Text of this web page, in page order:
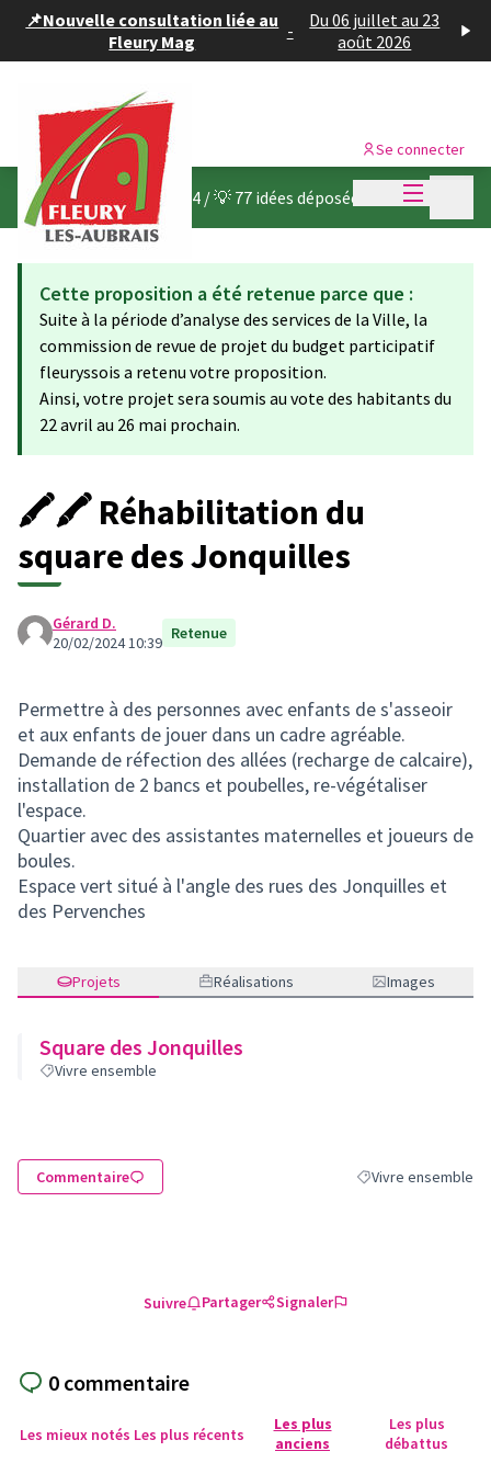
📌Nouvelle consultation liée au
Fleury Mag
-
Du 06 juillet au 23
août 2026
Menu
Se connecter
Budget participatif 2024 /💡 77 idées déposées
Cette proposition a été retenue parce que :
Suite à la période d’analyse des services de la Ville, la
commission de revue de projet du budget participatif
fleuryssois a retenu votre proposition.
Ainsi, votre projet sera soumis au vote des habitants du
22 avril au 26 mai prochain.
🖍🖍 Réhabilitation du
square des Jonquilles
Gérard D.
20/02/2024 10:39 Retenue
Permettre à des personnes avec enfants de s'asseoir
et aux enfants de jouer dans un cadre agréable.
Demande de réfection des allées (recharge de calcaire),
installation de 2 bancs et poubelles, re-végétaliser
l'espace.
Quartier avec des assistantes maternelles et joueurs de
boules.
Espace vert situé à l'angle des rues des Jonquilles et
des Pervenches
Projets Réalisations Images
Square des Jonquilles
Vivre ensemble
Commentaire Filtrer les résultats
Vivre ensemble
Suivre Partager Signaler
0 commentaire
Les mieux notés Les plus récents
Les plus
anciens
Les plus
débattus
Panneau de gestion des cookies